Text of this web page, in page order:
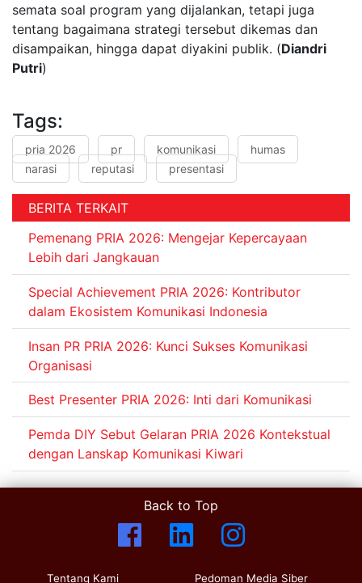
semata soal program yang dijalankan, tetapi juga
tentang bagaimana strategi tersebut dikemas dan
disampaikan, hingga dapat diyakini publik. (Diandri
Putri)
Tags:
pria 2026 pr komunikasi
humas
narasi
reputasi presentasi
BERITA TERKAIT
Pemenang PRIA 2026: Mengejar Kepercayaan
Lebih dari Jangkauan
Special Achievement PRIA 2026: Kontributor
dalam Ekosistem Komunikasi Indonesia
Insan PR PRIA 2026: Kunci Sukses Komunikasi
Organisasi
Best Presenter PRIA 2026: Inti dari Komunikasi
Pemda DIY Sebut Gelaran PRIA 2026 Kontekstual
dengan Lanskap Komunikasi Kiwari
Back to Top
Tentang Kami Pedoman Media Siber